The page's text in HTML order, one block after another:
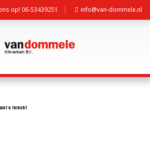
op! 06-53439251 info@van-dommele.nl